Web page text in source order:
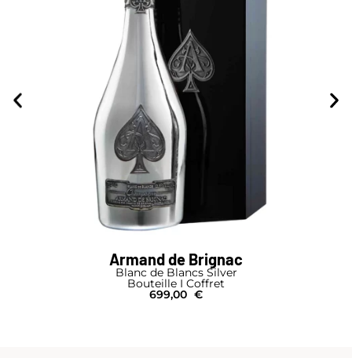
Armand de Brignac
Blanc de Blancs Silver
Bouteille I Coffret
699,00 €